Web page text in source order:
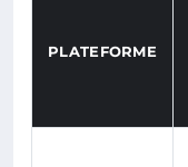
PLATEFORME